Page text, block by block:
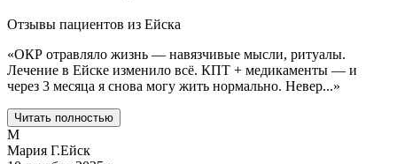
Отзывы пациентов из Ейска
«ОКР отравляло жизнь — навязчивые мысли, ритуалы.
Лечение в Ейске изменило всё. КПТ + медикаменты — и
через 3 месяца я снова могу жить нормально. Невер...»
Читать полностью
М
Мария Г.Ейск